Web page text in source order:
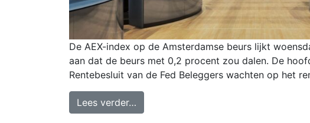
De AEX-index op de Amsterdamse beurs lijkt
aan dat de beurs met 0,2 procent zou dalen. De
Rentebesluit van de Fed Beleggers wachten op het
Lees verder…